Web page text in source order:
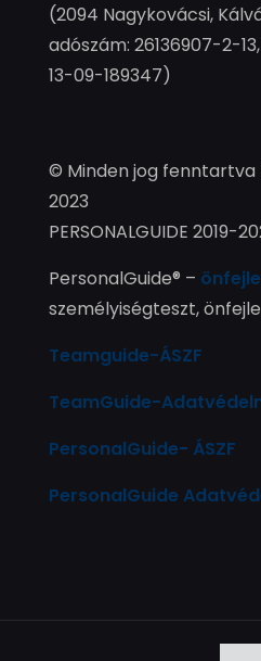
(2094 Nagykovácsi,
adószám: 26136907-2-
13-09-189347)
© Minden jog fenntartva
2023
PERSONALGUIDE 2019-
PersonalGuide® –
személyiségteszt,
Teamguide-ÁSZF
TeamGuide-
PersonalGuide- ÁSZF
PersonalGuide